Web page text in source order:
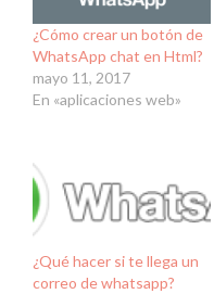
¿Cómo crear un botón de
WhatsApp chat en Html?
mayo 11, 2017
En «aplicaciones web»
¿Qué hacer si te llega un
correo de whatsapp?